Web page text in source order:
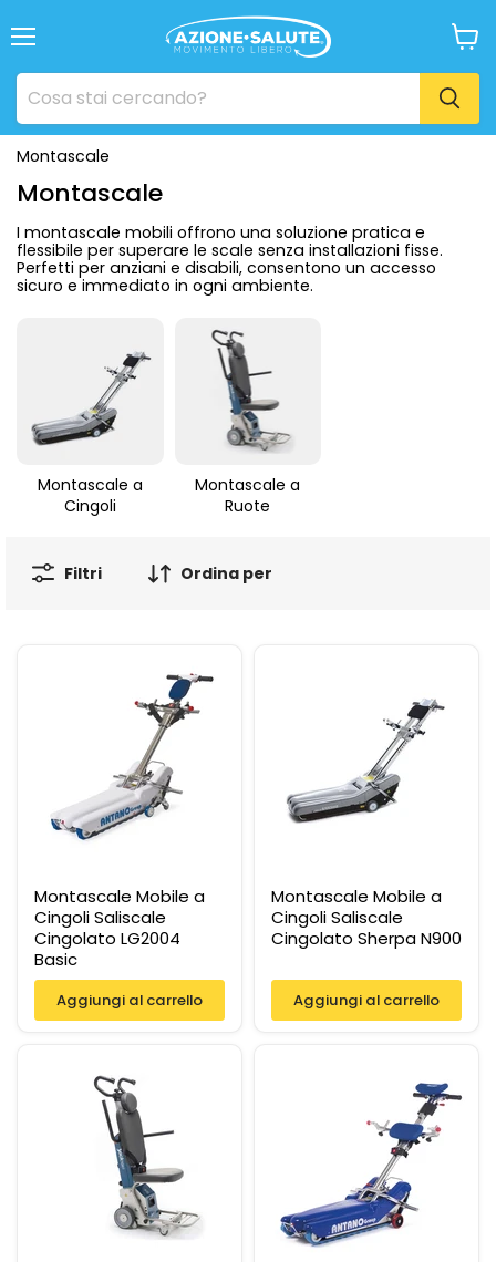
il
Montascale
Montascale
I montascale mobili offrono una soluzione pratica e
flessibile per superare le scale senza installazioni fisse.
Perfetti per anziani e disabili, consentono un accesso
sicuro e immediato in ogni ambiente.
Montascale a
Cingoli
Montascale a
Ruote
Filtri Ordina per
Montascale Mobile a
Cingoli Saliscale
Cingolato LG2004
Basic
Aggiungi al carrello
Montascale Mobile a
Cingoli Saliscale
Cingolato Sherpa N900
Aggiungi al carrello